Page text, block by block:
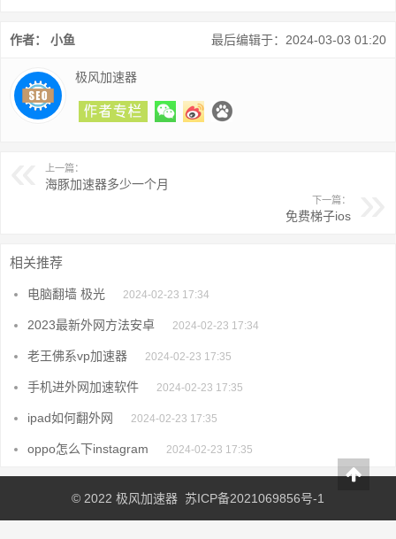
最后编辑于：2024-03-03 01:20
作者： 小鱼
极风加速器
上一篇：
海豚加速器多少一个月
下一篇：
免费梯子ios
相关推荐
电脑翻墙 极光 2024-02-23 17:34
2023最新外网方法安卓 2024-02-23 17:34
老王佛系vp加速器 2024-02-23 17:35
手机进外网加速软件 2024-02-23 17:35
ipad如何翻外网 2024-02-23 17:35
oppo怎么下instagram 2024-02-23 17:35
© 2022 极风加速器 苏ICP备2021069856号-1